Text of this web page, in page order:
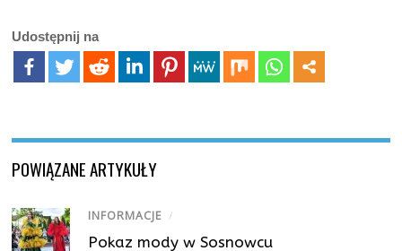
Udostępnij na
POWIĄZANE ARTYKUŁY
INFORMACJE /
Pokaz mody w Sosnowcu